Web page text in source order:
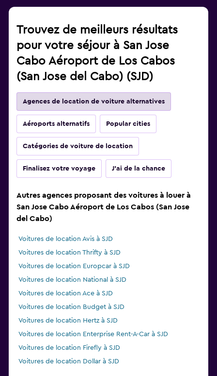
Trouvez de meilleurs résultats
pour votre séjour à San Jose
Cabo Aéroport de Los Cabos
(San Jose del Cabo) (SJD)
Agences de location de voiture alternatives
Aéroports alternatifs Popular cities
Catégories de voiture de location
Finalisez votre voyage J'ai de la chance
Autres agences proposant des voitures à louer à
San Jose Cabo Aéroport de Los Cabos (San Jose
del Cabo)
Voitures de location Avis à SJD
Voitures de location Thrifty à SJD
Voitures de location Europcar à SJD
Voitures de location National à SJD
Voitures de location Ace à SJD
Voitures de location Budget à SJD
Voitures de location Hertz à SJD
Voitures de location Enterprise Rent-A-Car à SJD
Voitures de location Firefly à SJD
Voitures de location Dollar à SJD